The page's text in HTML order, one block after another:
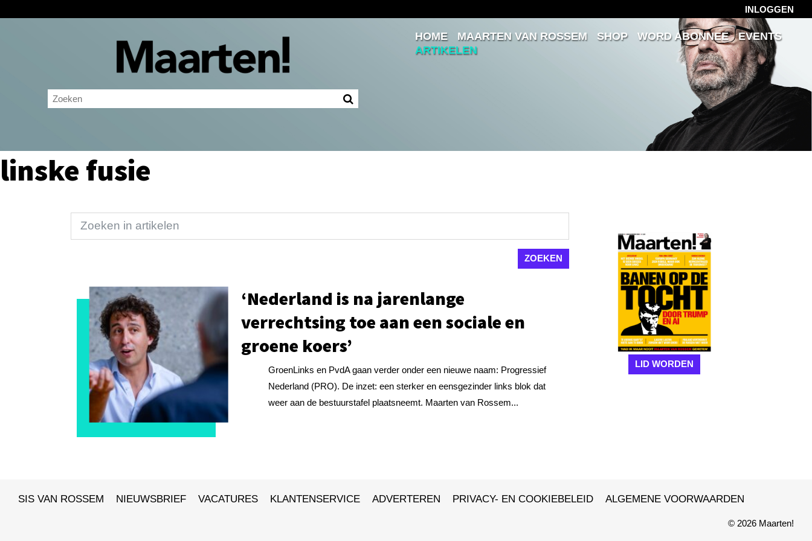
INLOGGEN
Inloggen
Ingelogd blijven
HOME MAARTEN VAN ROSSEM SHOP WORD ABONNEE
EVENTS
ARTIKELEN
linske fusie
‘Nederland is na jarenlange
verrechtsing toe aan een sociale en
groene koers’
GroenLinks en PvdA gaan verder onder een nieuwe naam: Progressief
Nederland (PRO). De inzet: een sterker en eensgezinder links blok dat
weer aan de bestuurstafel plaatsneemt. Maarten van Rossem...
LID WORDEN
SIS VAN ROSSEM NIEUWSBRIEF VACATURES KLANTENSERVICE ADVERTEREN PRIVACY- EN COOKIEBELEID ALGEMENE VOORWAARDEN
© 2026 Maarten!